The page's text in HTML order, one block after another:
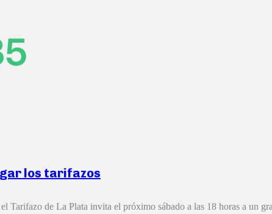
los tarifazos
Tarifazo de La Plata invita el próximo sábado a las 18 horas a un